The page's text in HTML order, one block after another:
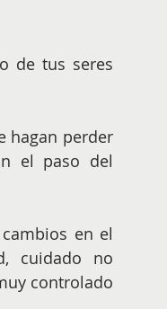
de tus seres
el paso del
cuidado no
controlado